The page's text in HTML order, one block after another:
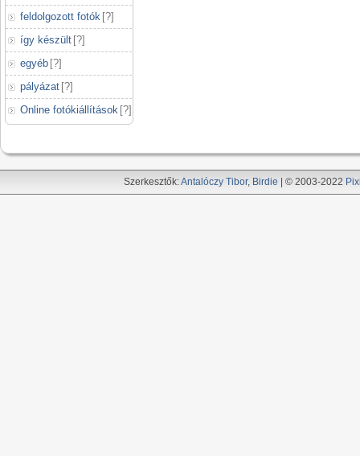
feldolgozott fotók [?]
így készült [?]
egyéb [?]
pályázat [?]
Online fotókiállítások [?]
Szerkesztők:Antalóczy Tibor, Birdie | © 2003-2022